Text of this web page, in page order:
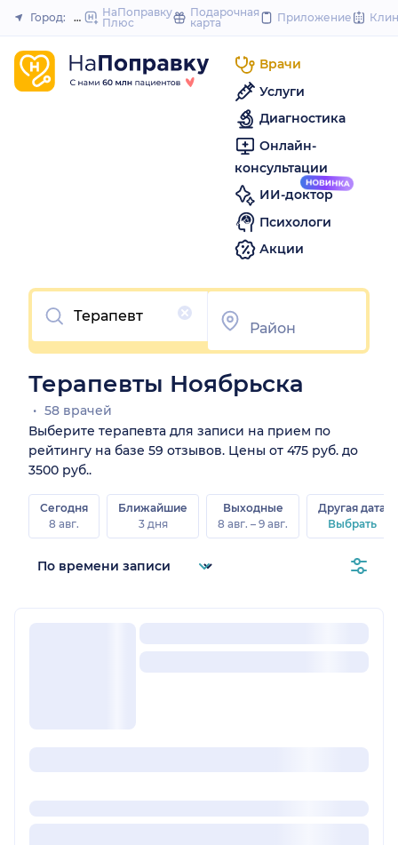
to
Закрыть
Город: НоябрьскНаПоправку
Плюс
Подарочная
карта
Приложение
Врачи
Услуги
Диагностика
Онлайн-
консультации
ИИ-доктор
Психологи
Акции
Очистить
Терапевты Ноябрьска
58 врачей
Выберите терапевта для записи на прием по
рейтингу на базе 59 отзывов. Цены от 475 руб. до
3500 руб..
Сегодня
8 авг.
Ближайшие
3 дня
Выходные
8 авг. – 9 авг.
Другая дата
Выбрать